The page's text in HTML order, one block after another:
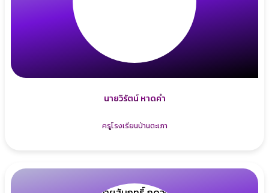
นายวิรัตน์ หาดคำ
ครูโรงเรียนบ้านตะเภา